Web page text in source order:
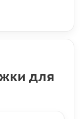
для